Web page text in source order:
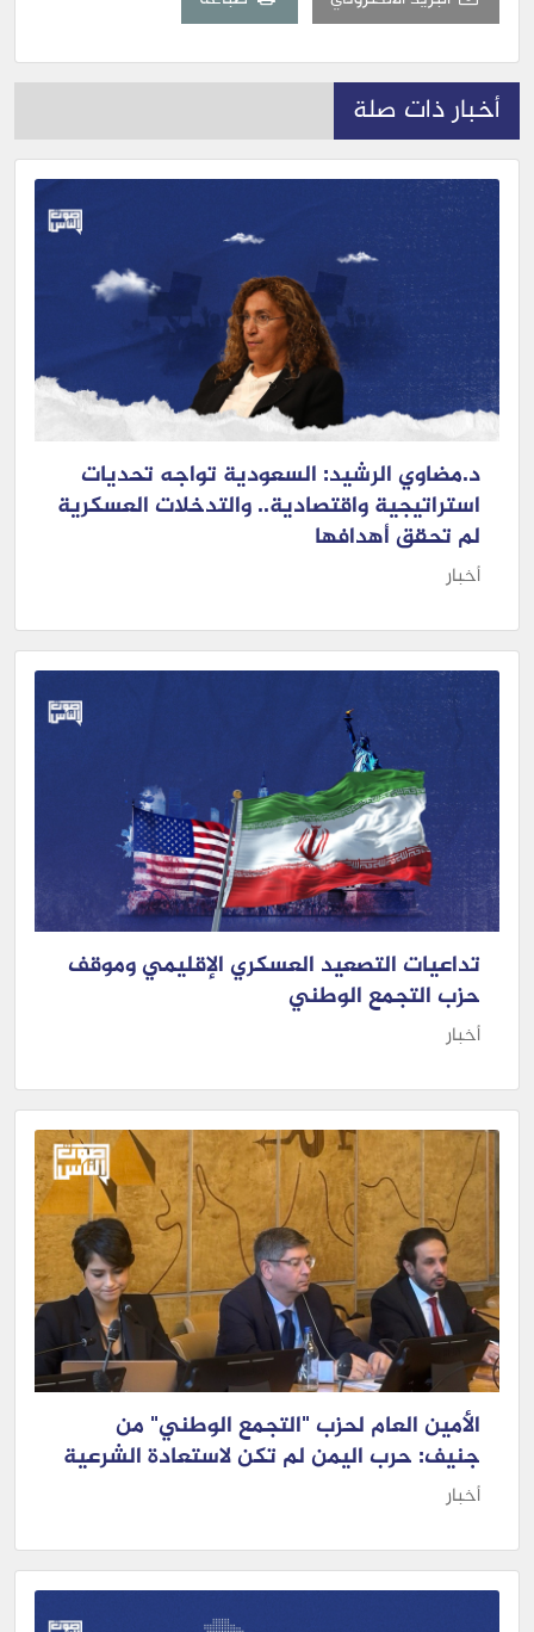
أخبار ذات صلة
د.مضاوي الرشيد: السعودية تواجه تحديات
استراتيجية واقتصادية.. والتدخلات العسكرية
لم تحقق أهدافها
أخبار
تداعيات التصعيد العسكري الإقليمي وموقف
حزب التجمع الوطني
أخبار
الأمين العام لحزب "التجمع الوطني" من
جنيف: حرب اليمن لم تكن لاستعادة الشرعية
أخبار